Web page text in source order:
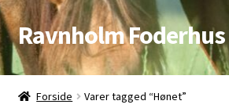
Spring
til
navigation
Spring
til
indhold
Ravnholm Foderhus
Åbningstider
Forside Varer tagged “Hønet”